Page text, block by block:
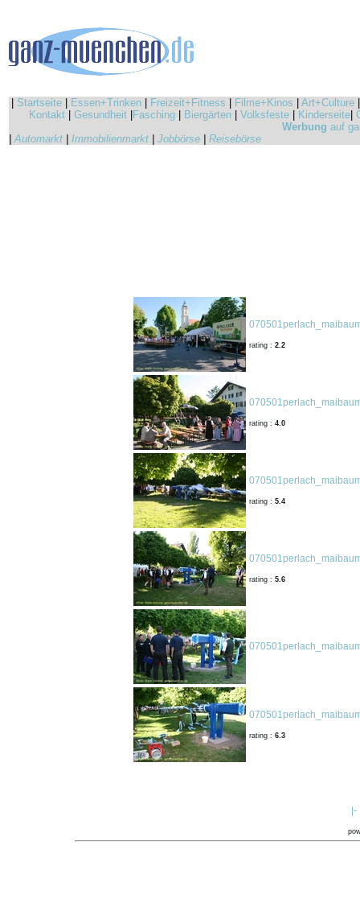
Startseite Essen+Trinken Freizeit+Fitness Filme+Kinos Art+Culture
Kontakt
Gesundheit Fasching Biergärten Volksfeste Kinderseite
Werbung auf
|Automarkt Immobilienmarkt Jobbörse Reisebörse
rating : 2.2
rating : 4.0
rating : 5.4
rating : 5.6
rating : 6.3